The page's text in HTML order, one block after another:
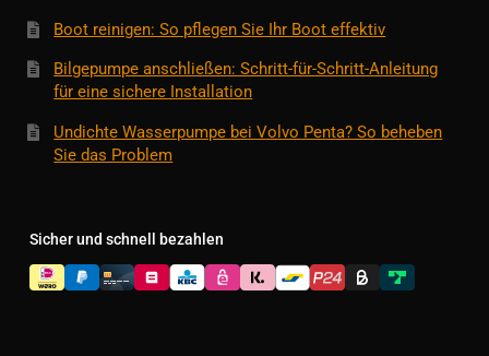
Boot reinigen: So pflegen Sie Ihr Boot effektiv
Bilgepumpe anschließen: Schritt-für-Schritt-Anleitung
für eine sichere Installation
Undichte Wasserpumpe bei Volvo Penta? So beheben
Sie das Problem
Sicher und schnell bezahlen